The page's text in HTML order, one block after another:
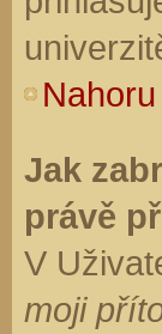
Nahoru
Jak
právě
V
moji